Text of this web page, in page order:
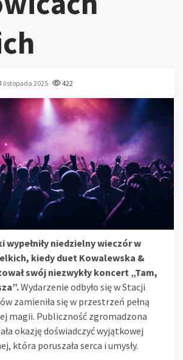
listopada 2025 422
wypełniły niedzielny wieczór w
kiedy duet Kowalewska &
swój niezwykły koncert „Tam,
Wydarzenie odbyło się w Stacji
zamieniła się w przestrzeń pełną
magii. Publiczność zgromadzona
okazję doświadczyć wyjątkowej
która poruszała serca i umysły.